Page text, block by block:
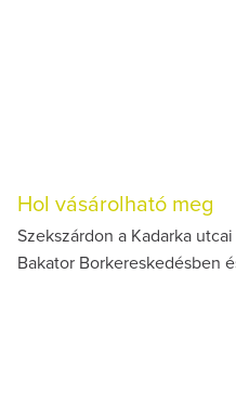
Hol vásárolható meg
Szekszárdon a Kadarka
Bakator Borkereskedésben